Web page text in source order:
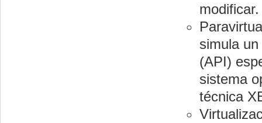
simula
(API)
sistema
técnica